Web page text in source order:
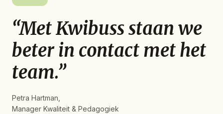
“Met Kwibuss staan we
beter in contact met het
team.”
Petra Hartman,
Manager Kwaliteit & Pedagogiek